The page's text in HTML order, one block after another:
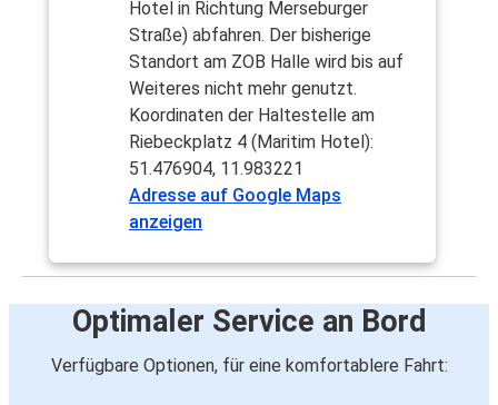
Hotel in Richtung Merseburger
Straße) abfahren. Der bisherige
Standort am ZOB Halle wird bis auf
Weiteres nicht mehr genutzt.
Koordinaten der Haltestelle am
Riebeckplatz 4 (Maritim Hotel):
51.476904, 11.983221
Adresse auf Google Maps
anzeigen
Optimaler Service an Bord
Verfügbare Optionen, für eine komfortablere Fahrt: